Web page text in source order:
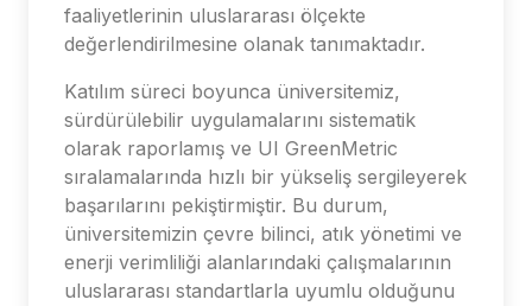
faaliyetlerinin uluslararası ölçekte
değerlendirilmesine olanak tanımaktadır.
Katılım süreci boyunca üniversitemiz,
sürdürülebilir uygulamalarını sistematik
olarak raporlamış ve UI GreenMetric
sıralamalarında hızlı bir yükseliş sergileyerek
başarılarını pekiştirmiştir. Bu durum,
üniversitemizin çevre bilinci, atık yönetimi ve
enerji verimliliği alanlarındaki çalışmalarının
uluslararası standartlarla uyumlu olduğunu